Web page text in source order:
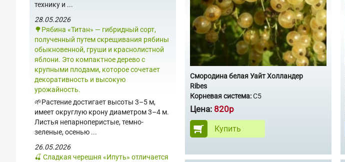
технику и ...
28.05.2026
🌳Рябина «Титан» — гибридный сорт,
полученный путем скрещивания рябины
обыкновенной, груши и краснолистной
яблони. Это компактное дерево с
крупными плодами, которое сочетает
декоративность и высокую
урожайность.
🌱Растение достигает высоты 3–5 м,
имеет округлую крону диаметром 3–4 м.
Листья непарноперистые, темно-
зеленые, осенью ...
26.05.2026
🍒 Сладкая черешня «Ипуть» отличается
Смородина белая Уайт Холландер
Ribes
Корневая система:С5
Цена: 820р
Купить